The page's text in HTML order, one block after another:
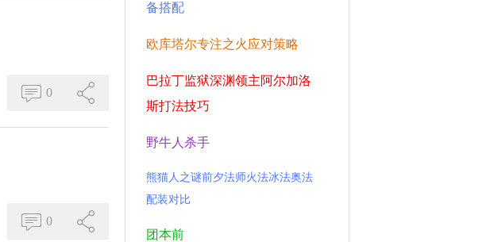
0
0
备搭配
欧库塔尔专注之火应对策略
巴拉丁监狱深渊领主阿尔加洛
斯打法技巧
野牛人杀手
熊猫人之谜前夕法师火法冰法奥法
配装对比
团本前